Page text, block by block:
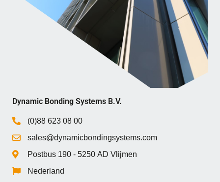
Dynamic Bonding Systems B.V.
(0)88 623 08 00
sales@dynamicbondingsystems.com
Postbus 190 - 5250 AD Vlijmen
Nederland